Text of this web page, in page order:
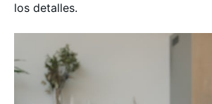
los detalles.